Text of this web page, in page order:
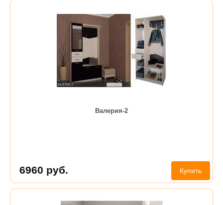
Валерия-2
6960 руб. Купить